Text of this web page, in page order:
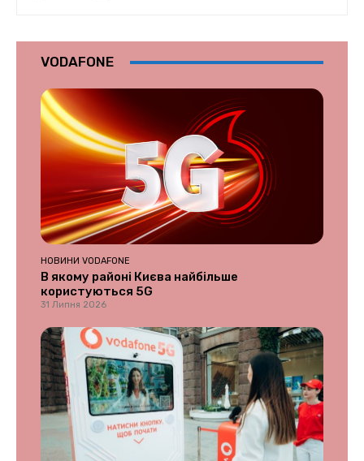
VODAFONE
НОВИНИ VODAFONE
В якому районі Києва найбільше
користуються 5G
31 Липня 2026